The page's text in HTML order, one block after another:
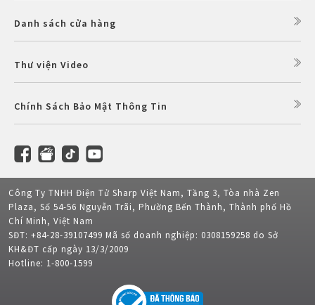
Danh sách cửa hàng
Thư viện Video
Chính Sách Bảo Mật Thông Tin
Công Ty TNHH Điện Tử Sharp Việt Nam, Tầng 3, Tòa nhà Zen
Plaza, Số 54-56 Nguyễn Trãi, Phường Bến Thành, Thành phố Hồ
Chí Minh, Việt Nam
SĐT: +84-28-39107499 Mã số doanh nghiệp: 0308159258 do Sở
KH&ĐT cấp ngày 13/3/2009
Hotline: 1-800-1599